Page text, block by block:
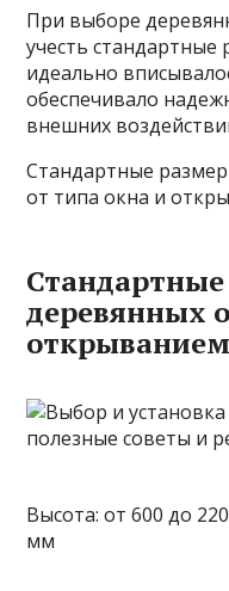
При выборе
учесть
идеально
обеспечивало
внешних
Стандартные
от типа окна и
деревянных
Высота: от 600 до
мм